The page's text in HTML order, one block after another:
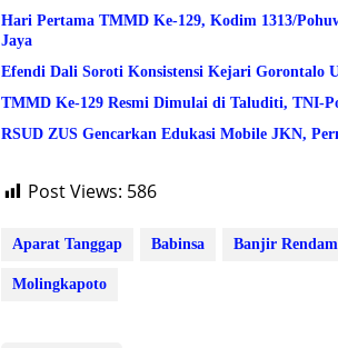
Hari Pertama TMMD Ke-129, Kodim 1313/
Jaya
Efendi Dali Soroti Konsistensi Kejari Gorontalo
TMMD Ke-129 Resmi Dimulai di Taluditi, TNI-
RSUD ZUS Gencarkan Edukasi Mobile JKN,
Post Views: 586
Aparat Tanggap Babinsa Banjir Rendam
Molingkapoto